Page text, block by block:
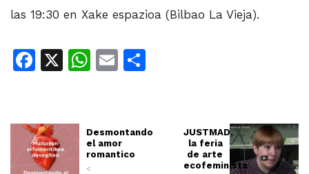
las 19:30 en Xake espazioa (Bilbao La Vieja).
Facebook
X WhatsApp
Email
Desmontando
el amor
romantico
<
JUSTMAD,
la feria
de arte
ecofeminista